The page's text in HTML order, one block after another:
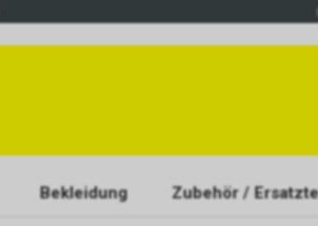
Bekleidung Zubehör /